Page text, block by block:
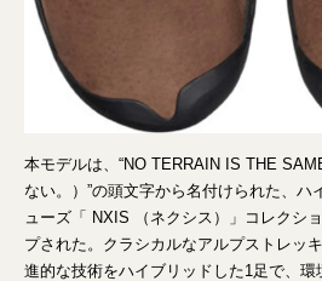
本モデルは、“NO TERRAIN IS THE
ない。）”の頭文字から名付けられた、ハ
ューズ「 NXIS （ネクシス）」コレクシ
プされた。クラシカルなアルプストレッ
進的な技術をハイブリッドした1足で、